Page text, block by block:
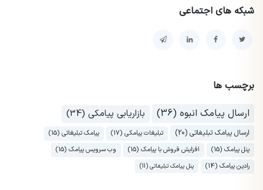
شبکه های اجتماعی
برچسب ها
ارسال پیامک انبوه (36)
بازاریابی پیامکی (34)
ارسال پیامک تبلیغاتی (20) تبلیغات پیامکی (17)
پیامک تبلیغاتی (15)
پنل پیامک (15)
افزایش فروش با پیامک (15)
وب سرویس پیامک (15)
رادین پیامک (14)
پنل پیامک تبلیغاتی (11)